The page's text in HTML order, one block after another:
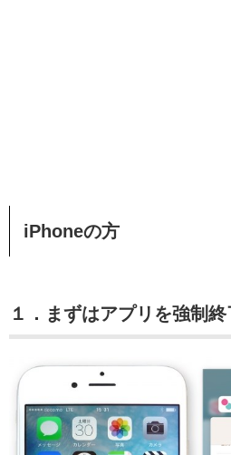
iPhoneの方
１．まずはアプリを強制